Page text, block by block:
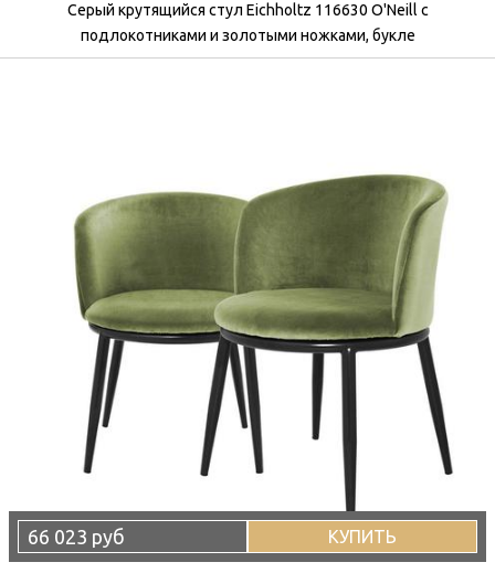
Серый крутящийся стул Eichholtz 116630 O'Neill с
подлокотниками и золотыми ножками, букле
66 023 руб КУПИТЬ